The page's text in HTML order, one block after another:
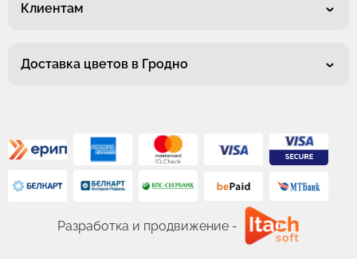
Клиентам
Доставка цветов в Гродно
Разработка и продвижение -